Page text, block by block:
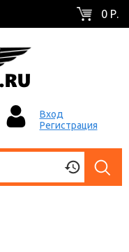
0 Р.
Вход
Регистрация